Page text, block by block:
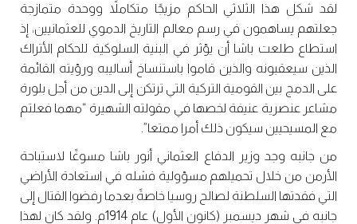
لقد شكل هذا الثلاثي الحاكم مزيجًا متكاملاً ووحدة متمازجة
جعلتهم يساهمون في رسم معالم التاريخ الدموي للعثمانيين، إذ
استطاع طلعت باشا أن يؤثر في البنية السلوكية للحكام الأتراك
الذين سيعقبونه والذين قاموا باستنساخ أساليبه ورؤيته القائمة
على الدمج بين القومية التركية التي ترتكن إلى الدين من أجل بلورة
مشاعر عنصرية عنيفة لخصها في مقولته الشهيرة “مهما فعلتم
مع المسيحيين سيكون ذلك أمرا ممتعا”.
من جانبه وجد وزير الدفاع العثماني أنور باشا مسوغًا لاستباحة
الأرمن من خلال تحميلهم مسؤولية فشله في استعادة الأراضي
التي فقدتها السلطنة لصالح روسيا خاصةً بعدما رفضوا القتال إلى
جانبه في شهر ديسمبر (كانون الأول) عام 1914م. ولقد كان لهذا